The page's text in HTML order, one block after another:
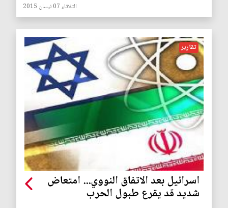
الثلاثاء 07 نيسان 2015
تقارير
اسرائيل بعد الاتفاق النووي... امتعاض
شديد قد يقرع طبول الحرب